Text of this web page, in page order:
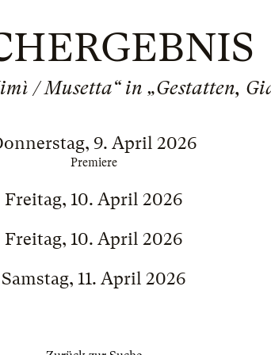
/ Musetta“ in „Gestatten,
9. April 2026
Premiere
Freitag, 10. April 2026
Freitag, 10. April 2026
Samstag, 11. April 2026